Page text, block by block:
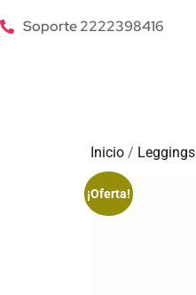
Soporte 2222398416
Inicio / Leggings
¡Oferta!